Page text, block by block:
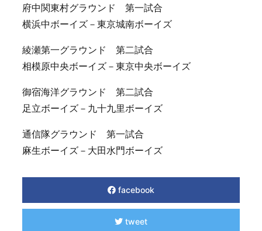
府中関東村グラウンド 第一試合
横浜中ボーイズ－東京城南ボーイズ
綾瀬第一グラウンド 第二試合
相模原中央ボーイズ－東京中央ボーイズ
御宿海洋グラウンド 第二試合
足立ボーイズ－九十九里ボーイズ
通信隊グラウンド 第一試合
麻生ボーイズ－大田水門ボーイズ
facebook
tweet